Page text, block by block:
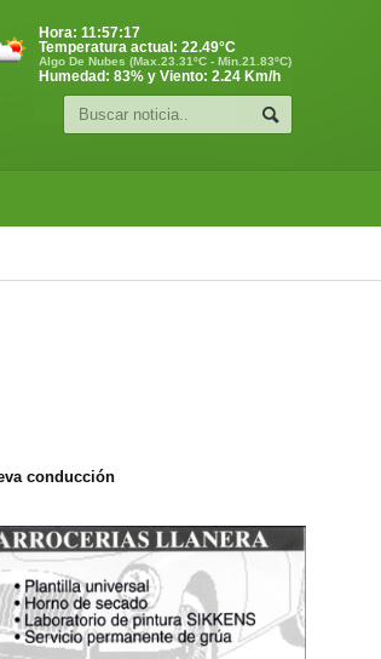
Hora: 11:57:17
Temperatura actual: 22.49°C
Algo De Nubes (Max.23.31ºC - Min.21.83ºC)
Humedad: 83% y Viento: 2.24 Km/h
conducción